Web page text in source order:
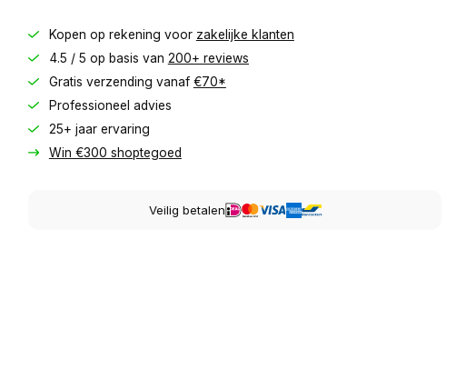
Kopen op rekening voor zakelijke klanten
4.5 / 5 op basis van 200+ reviews
Gratis verzending vanaf €70*
Professioneel advies
25+ jaar ervaring
Win €300 shoptegoed
Veilig betalen